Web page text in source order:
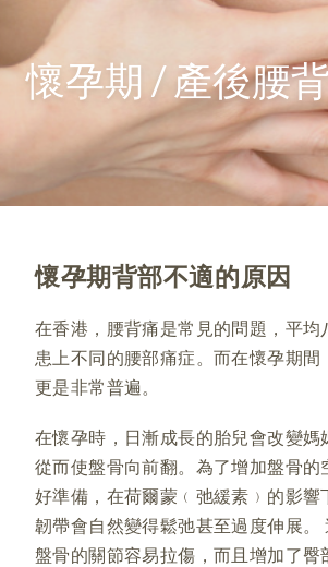
懷孕期 / 產後腰
懷孕期背部不適的原因
在香港，腰背痛是常見的問題，平均
患上不同的腰部痛症。而在懷孕期間
更是非常普遍。
在懷孕時，日漸成長的胎兒會改變媽
從而使盤骨向前翻。為了增加盤骨的
好準備，在荷爾蒙﹙弛緩素﹚的影響
韌帶會自然變得鬆弛甚至過度伸展。
盤骨的關節容易拉傷，而且增加了臀